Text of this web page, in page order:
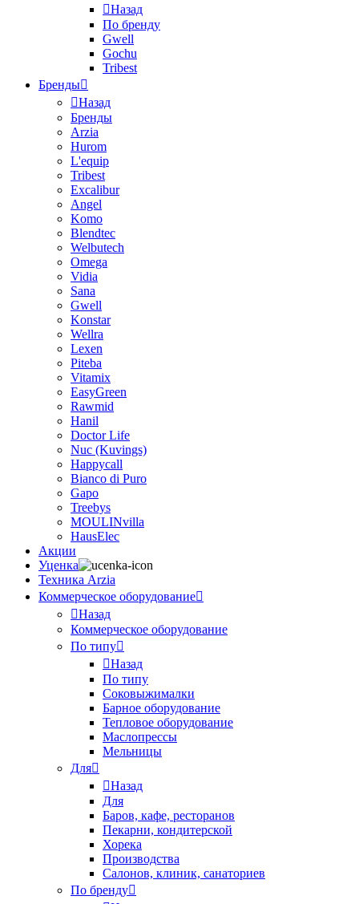
Назад
По бренду
Gwell
Gochu
Tribest
Бренды
Назад
Бренды
Arzia
Hurom
L'equip
Tribest
Excalibur
Angel
Komo
Blendtec
Welbutech
Omega
Vidia
Sana
Gwell
Konstar
Wellra
Lexen
Piteba
Vitamix
EasyGreen
Rawmid
Hanil
Doctor Life
Nuc (Kuvings)
Happycall
Bianco di Puro
Gapo
Treebys
MOULINvilla
HausElec
Акции
Уценка
Техника Arzia
Коммерческое оборудование
Назад
Коммерческое оборудование
По типу
Назад
По типу
Соковыжималки
Барное оборудование
Тепловое оборудование
Маслопрессы
Мельницы
Для
Назад
Для
Баров, кафе, ресторанов
Пекарни, кондитерской
Хорека
Производства
Салонов, клиник, санаториев
По бренду